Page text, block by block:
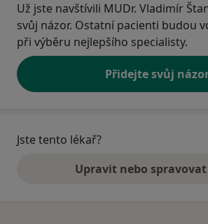
Už jste navštívili MUDr. Vladimír
svůj názor. Ostatní pacienti budou
při výběru nejlepšího specialisty.
Přidejte svůj
Jste tento lékař?
Upravit nebo